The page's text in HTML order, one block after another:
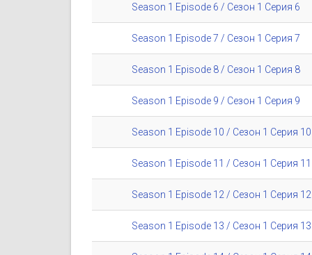
Season 1 Episode 6 / Сезон 1 Серия 6
Season 1 Episode 7 / Сезон 1 Серия 7
Season 1 Episode 8 / Сезон 1 Серия 8
Season 1 Episode 9 / Сезон 1 Серия 9
Season 1 Episode 10 / Сезон 1 Серия 10
Season 1 Episode 11 / Сезон 1 Серия 11
Season 1 Episode 12 / Сезон 1 Серия 12
Season 1 Episode 13 / Сезон 1 Серия 13